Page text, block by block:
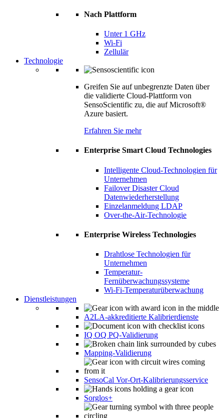
Nach Plattform
Unter 1 GHz
Wi-Fi
Zellulär
Technologie
Greifen Sie auf unbegrenzte Daten über
die validierte Cloud-Plattform von
SensoScientific zu, die auf Microsoft®
Azure basiert.
Erfahren Sie mehr
Enterprise Smart Cloud Technologies
Intelligente Cloud-Technologien für
Unternehmen
Failover Disaster Cloud
Datenwiederherstellung
Einzelanmeldung LDAP
Over-the-Air-Technologie
Enterprise Wireless Technologies
Drahtlose Technologien für
Unternehmen
Temperatur-
Fernüberwachungssysteme
Wi-Fi-Temperaturüberwachung
Dienstleistungen
A2LA-akkreditierte Kalibrierdienste
IQ OQ PQ-Validierung
Mapping-Validierung
SensoCal Vor-Ort-Kalibrierungsservice
Sorglos+